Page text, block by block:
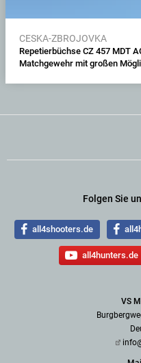
CESKA-ZBROJOVKA
Repetierbüchse CZ 457 MDT
Matchgewehr mit großen
Folgen Sie
all4shooters.de
all4hunters.de
VS